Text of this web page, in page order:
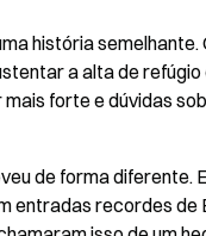
história semelhante.
a alta de
mais forte e dúvidas
de forma diferente.
entradas recordes